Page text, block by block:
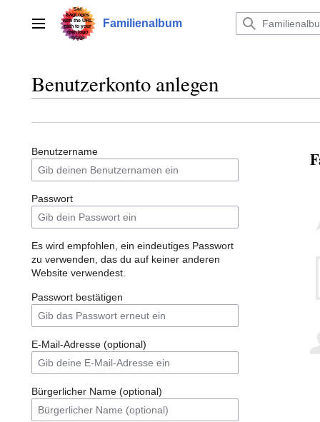
springenHauptmenü Familienalbum
Benutzerkonto anlegen
Benutzername
Passwort
Es wird empfohlen, ein eindeutiges Passwort
zu verwenden, das du auf keiner anderen
Website verwendest.
Passwort bestätigen
E-Mail-Adresse (optional)
Bürgerlicher Name (optional)